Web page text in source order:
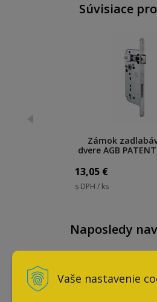
Vaše nastavenie
Súvisiace
Zámok
dvere AGB
90/76 - izbový,
13,05 €
s DPH / ks
Naposledy
Protiplech zámku